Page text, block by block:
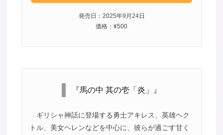
発売日：2025年9月24日
価格：¥500
『馬の中 其の壱「炎」』
ギリシャ神話に登場する勇士アキレス、英雄ヘク
トル、美女ヘレンなどを中心に、彼らが過ごす甘く